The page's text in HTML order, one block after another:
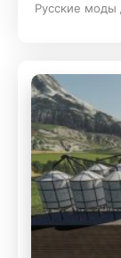
Русские моды